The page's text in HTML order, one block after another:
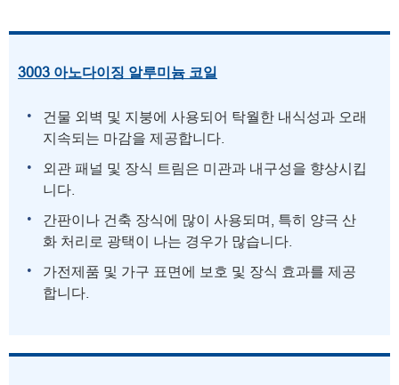
3003 아노다이징 알루미늄 코일
건물 외벽 및 지붕에 사용되어 탁월한 내식성과 오래
지속되는 마감을 제공합니다.
외관 패널 및 장식 트림은 미관과 내구성을 향상시킵
니다.
간판이나 건축 장식에 많이 사용되며, 특히 양극 산
화 처리로 광택이 나는 경우가 많습니다.
가전제품 및 가구 표면에 보호 및 장식 효과를 제공
합니다.